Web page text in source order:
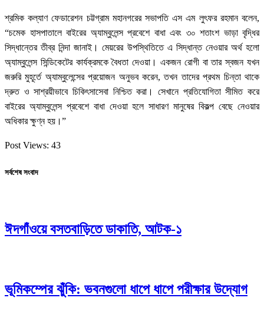
শ্রমিক কল্যাণ ফেডারেশন চট্টগ্রাম মহানগরের সভাপতি এস এম লুৎফর রহমান বলেন,
“চমেক হাসপাতালে বাইরের অ্যাম্বুলেন্স প্রবেশে বাধা এবং ৩০ শতাংশ ভাড়া বৃদ্ধির
সিদ্ধান্তের তীব্র নিন্দা জানাই। মেয়রের উপস্থিতিতে এ সিদ্ধান্ত নেওয়ার অর্থ হলো
অ্যাম্বুলেন্স সিন্ডিকেটের কার্যক্রমকে বৈধতা দেওয়া। একজন রোগী বা তার স্বজন যখন
জরুরি মুহূর্তে অ্যাম্বুলেন্সের প্রয়োজন অনুভব করেন, তখন তাদের প্রথম চিন্তা থাকে
দ্রুত ও সাশ্রয়ীভাবে চিকিৎসাসেবা নিশ্চিত করা। সেখানে প্রতিযোগিতা সীমিত করে
বাইরের অ্যাম্বুলেন্স প্রবেশে বাধা দেওয়া হলে সাধারণ মানুষের বিকল্প বেছে নেওয়ার
অধিকার ক্ষুণ্ন হয়।”
Post Views: 43
সর্বশেষ সংবাদ
ঈদগাঁওয়ে বসতবাড়িতে ডাকাতি, আটক-১
ভূমিকম্পের ঝুঁকি: ভবনগুলো ধাপে ধাপে পরীক্ষার উদ্যোগ